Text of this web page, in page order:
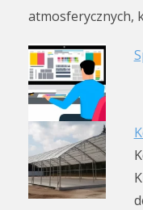
atmosferycznych,